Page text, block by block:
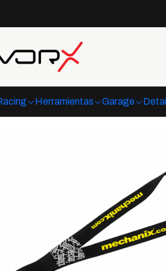
Herramientas Garage